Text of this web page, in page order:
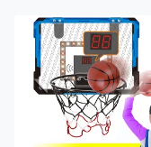
Внешняя глубина:55 мм
Внешняя ширина:150 мм